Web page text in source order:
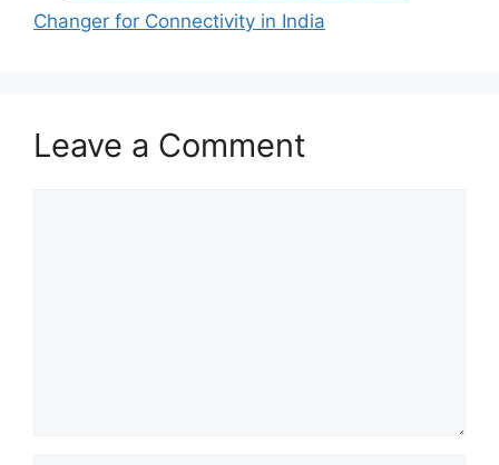
Changer for Connectivity in India
Leave a Comment